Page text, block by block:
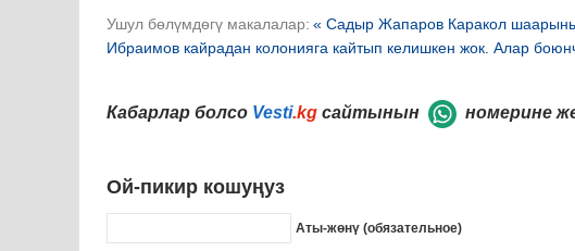
Ушул бөлүмдөгү макалалар: « Садыр Жапаров Каракол
Ибраимов кайрадан колонияга кайтып келишкен жок. Алар
Кабарлар болсо Vesti.kg сайтынын номерине
Ой-пикир кошуңуз
Аты-жөнү (обязательное)